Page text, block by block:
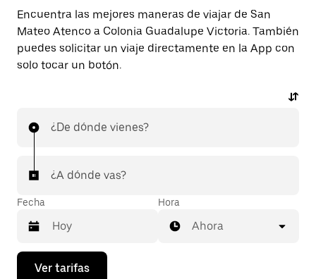
Encuentra las mejores maneras de viajar de San
Mateo Atenco a Colonia Guadalupe Victoria. También
puedes solicitar un viaje directamente en la App con
solo tocar un botón.
¿De dónde vienes?
¿A dónde vas?
Fecha
Presiona
Hora
Ahora
Ver tarifas